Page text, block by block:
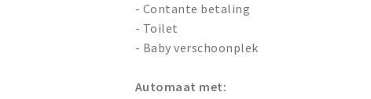
- Contante betaling
- Toilet
- Baby verschoonplek
Automaat met: